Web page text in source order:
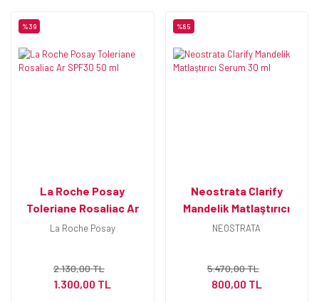
%39
La Roche Posay
Toleriane Rosaliac Ar
SPF30 50 ml
La Roche Posay
2.130,00 TL
1.300,00 TL
%85
Neostrata Clarify
Mandelik Matlaştırıcı
Serum 30 ml
NEOSTRATA
5.470,00 TL
800,00 TL